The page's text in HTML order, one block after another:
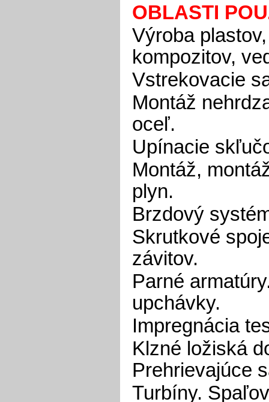
OBLASTI
Výroba
kompozitov,
Vstrekovacie
Montáž
oceľ.
Upínacie
Montáž,
plyn.
Brzdový
Skrutkové
závitov.
Parné
upchávky.
Impregnácia
Klzné ložiská
Prehrievajúce
Turbíny.